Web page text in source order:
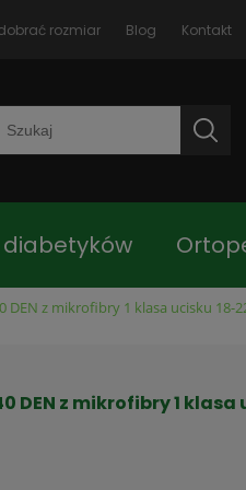
rozmiar Blog Kontakt
diabetyków
DEN z mikrofibry 1 klasa ucisku 18-
DEN z mikrofibry 1 klasa